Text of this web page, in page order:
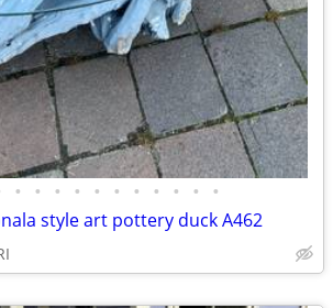
• • • • • • • • • • •
style art pottery duck A462